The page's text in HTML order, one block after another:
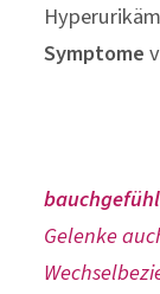
Symptome
bauchgefühl
Gelenke